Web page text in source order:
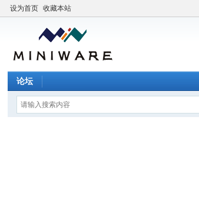
设为首页 收藏本站
论坛